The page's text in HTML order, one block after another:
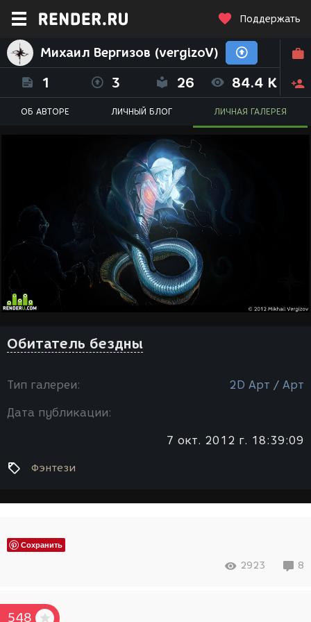
Поддержать
Михаил Вергизов (vergizoV)
1 3 26 84.4 K
ОБ АВТОРЕ ЛИЧНЫЙ БЛОГ ЛИЧНАЯ ГАЛЕРЕЯ
Обитатель бездны
Тип галереи: 2D Арт / Арт
Дата публикации:
7 окт. 2012 г. 18:39:09
Фэнтези
Сохранить
2923 8
548